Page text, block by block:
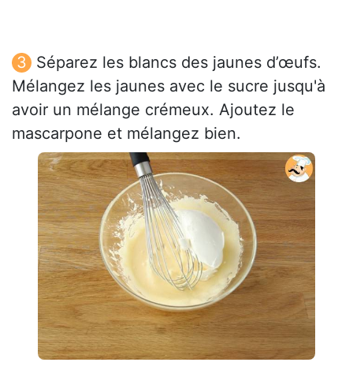
Séparez les blancs des jaunes d’œufs.
Mélangez les jaunes avec le sucre jusqu'à
avoir un mélange crémeux. Ajoutez le
mascarpone et mélangez bien.